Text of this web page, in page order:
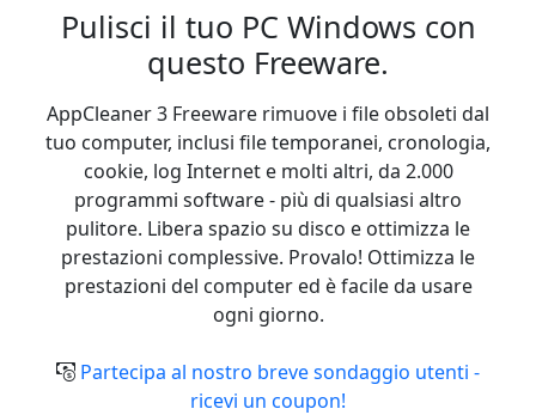
Pulisci il tuo PC Windows con
questo Freeware.
AppCleaner 3 Freeware rimuove i file obsoleti dal
tuo computer, inclusi file temporanei, cronologia,
cookie, log Internet e molti altri, da 2.000
programmi software - più di qualsiasi altro
pulitore. Libera spazio su disco e ottimizza le
prestazioni complessive. Provalo! Ottimizza le
prestazioni del computer ed è facile da usare
ogni giorno.
Partecipa al nostro breve sondaggio utenti -
ricevi un coupon!